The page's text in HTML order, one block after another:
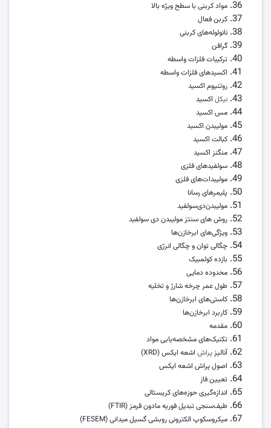
مواد کربنی با سطح ویژه بالا
کربن فعال
نانولوله‌های کربنی
گرافن
ترکیبات فلزات واسطه
اکسید‌های فلزات واسطه
روتنیوم اکسید
نیکل اکسید
مس اکسید
مولیبدن اکسید
کبالت اکسید
منگنز اکسید
سولفیدهای فلزی
مولیبدات‌های فلزی
پلیمرهای رسانا
مولیبدن‌دی‌سولفید
روش های سنتز مولیبدن دی سولفید
ویژگی‌های ابرخازن‌ها
چگالی توان و چگالی انرژی
بازده کولمبیک
محدوده دمایی
طول عمر چرخه شارژ و تخلیه
کاستی‌های ابرخازن‌ها
کاربرد ابرخازن‌ها
مقدمه
تکنیک‌های مشخصه‌یابی مواد
آنالیز پراش اشعه ایکس (XRD)
اصول پراش اشعه ایکس
تعیین فاز
اندازه‌گیری حوزه‌های کریستالی
طیف‌سنجی تبدیل فوریه مادون قرمز (FTIR)
میکروسکوپ الکترونی روبشی گسیل میدانی (FESEM)